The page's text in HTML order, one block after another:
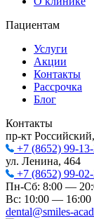
Пациентам
Услуги
Акции
Контакты
Рассрочка
Блог
Контакты
пр-кт
+7 (8652) 99-
ул. Ленина, 464
+7 (8652) 99-
Пн-Сб: 8:00 —
Вс: 10:00 — 16:00
dental@smiles-